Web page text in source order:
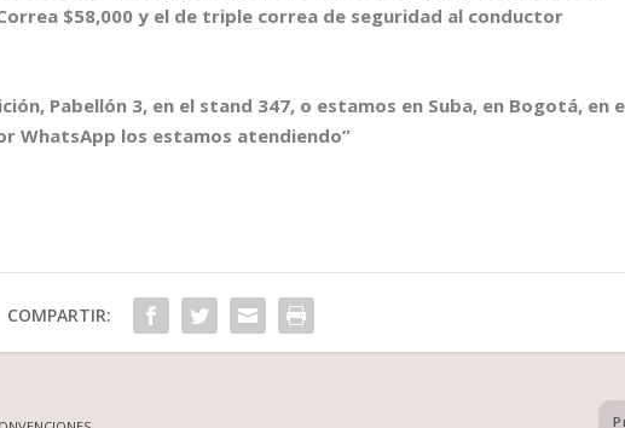
$58,000 y el de triple correa de seguridad al conductor
Pabellón 3, en el stand 347, o estamos en Suba, en Bogotá, en
WhatsApp los estamos atendiendo”
COMPARTIR: